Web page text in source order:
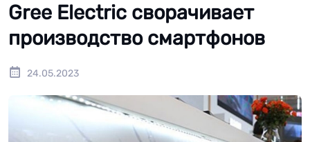
Gree Electric сворачивает
производство смартфонов
24.05.2023